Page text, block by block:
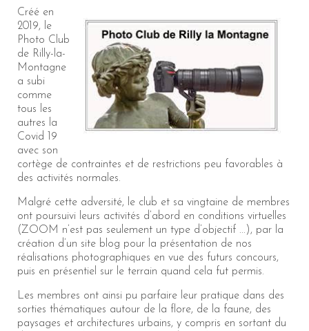
Créé en
2019, le
Photo Club
de Rilly-la-
Montagne
a subi
comme
tous les
autres la
Covid 19
avec son
cortège de contraintes et de restrictions peu favorables à
des activités normales.
Malgré cette adversité, le club et sa vingtaine de membres
ont poursuivi leurs activités d’abord en conditions virtuelles
(ZOOM n’est pas seulement un type d’objectif ...), par la
création d’un site blog pour la présentation de nos
réalisations photographiques en vue des futurs concours,
puis en présentiel sur le terrain quand cela fut permis.
Les membres ont ainsi pu parfaire leur pratique dans des
sorties thématiques autour de la flore, de la faune, des
paysages et architectures urbains, y compris en sortant du